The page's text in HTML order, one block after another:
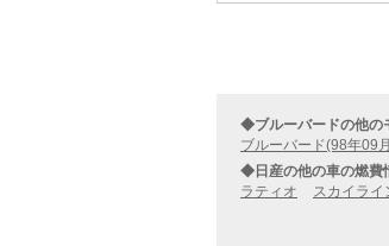
◆ブルーバードの他の
ブルーバード(98年09
◆日産の他の車の燃費
ラティオ
スカイライ